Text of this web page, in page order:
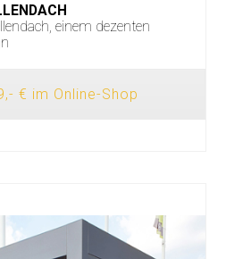
einem dezenten
€ im Online-Shop